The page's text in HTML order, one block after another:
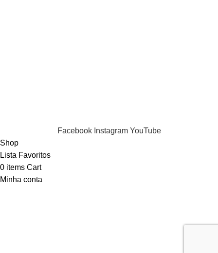
Facebook Instagram YouTube
Shop
Lista Favoritos
0 items Cart
Minha conta